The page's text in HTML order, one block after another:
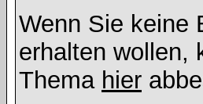
Wenn Sie keine
erhalten wollen,
Thema hier